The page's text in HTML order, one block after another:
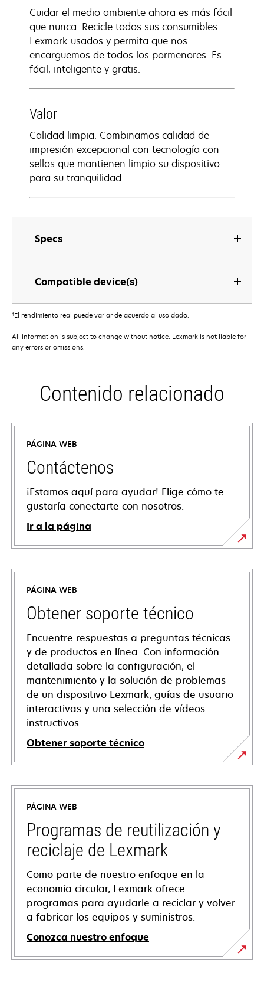
Specs
Compatible device(s)
Cuidar el medio ambiente ahora es más fácil
que nunca. Recicle todos sus consumibles
Lexmark usados y permita que nos
encarguemos de todos los pormenores. Es
fácil, inteligente y gratis.
Valor
Calidad limpia. Combinamos calidad de
impresión excepcional con tecnología con
sellos que mantienen limpio su dispositivo
para su tranquilidad.
†El rendimiento real puede variar de acuerdo al uso dado.
All information is subject to change without notice. Lexmark is not liable for
any errors or omissions.
Contenido relacionado
PÁGINA WEB
Contáctenos
¡Estamos aquí para ayudar! Elige cómo te
gustaría conectarte con nosotros.
Ir a la página
PÁGINA WEB
Obtener soporte técnico
Encuentre respuestas a preguntas técnicas
y de productos en línea. Con información
detallada sobre la configuración, el
mantenimiento y la solución de problemas
de un dispositivo Lexmark, guías de usuario
interactivas y una selección de vídeos
instructivos.
Obtener soporte técnico
opens
in
new
tab
PÁGINA WEB
Programas de reutilización y
reciclaje de Lexmark
Como parte de nuestro enfoque en la
economía circular, Lexmark ofrece
programas para ayudarle a reciclar y volver
a fabricar los equipos y suministros.
Conozca nuestro enfoque